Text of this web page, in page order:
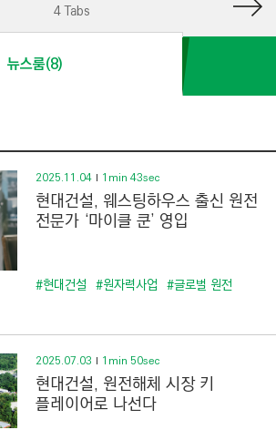
I
N
O
N
S
T
R
U
I
O
N
)
4 Tabs
뉴스룸(8)
2025.11.04 1min 43sec
현대건설, 웨스팅하우스 출신 원전
전문가 ‘마이클 쿤’ 영입
#현대건설 #원자력사업 #글로벌 원전
2025.07.03 1min 50sec
현대건설, 원전해체 시장 키
플레이어로 나선다